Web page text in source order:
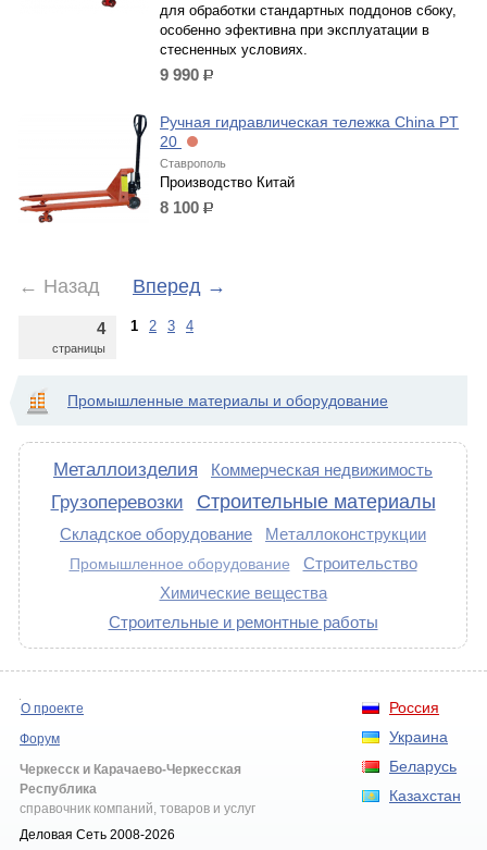
для обработки стандартных поддонов сбоку,
особенно эфективна при эксплуатации в
стесненных условиях.
9 990 р.
Ручная гидравлическая тележка China PT
20
Ставрополь
Производство Китай
8 100 р.
← Назад Вперед →
4
страницы
1 2 3 4
Промышленные материалы и оборудование
Металлоизделия Коммерческая недвижимость
Грузоперевозки Строительные материалы
Складское оборудование Металлоконструкции
Промышленное оборудование
Строительство
Химические вещества
Строительные и ремонтные работы
Россия
Украина
Беларусь
Казахстан
О проекте
Форум
Черкесск и Карачаево-Черкесская
Республика
справочник компаний, товаров и услуг
Деловая Сеть 2008-2026